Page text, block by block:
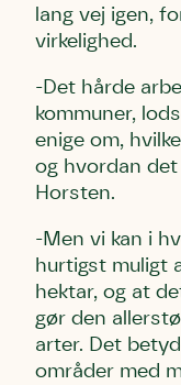
lang vej igen,
virkelighed.
-Det hårde
kommuner,
enige om,
og hvordan det
Horsten.
-Men vi kan i
hurtigst muligt
hektar, og at
gør den
arter. Det
områder med